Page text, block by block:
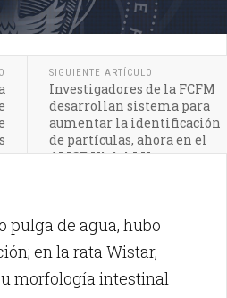
SIGUIENTE ARTÍCULO
Investigadores de la FCFM
desarrollan sistema para
aumentar la identificación
de partículas, ahora en el
ALICE IIl del LH
pulga de agua, hubo
en la rata Wistar,
morfología intestinal